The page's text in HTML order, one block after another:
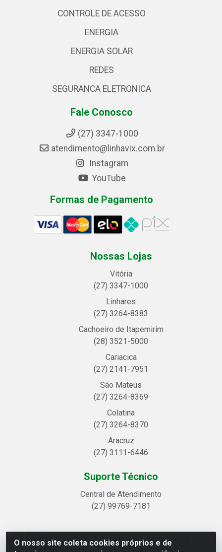
O nosso site coleta cookies próprios e de
CONTROLE DE ACESSO
ENERGIA
ENERGIA SOLAR
REDES
SEGURANCA ELETRONICA
Fale Conosco
(27) 3347-1000
atendimento@linhavix.com.br
Instagram
YouTube
Formas de Pagamento
Nossas Lojas
Vitória
(27) 3347-1000
Linhares
(27) 3264-8383
Cachoeiro de Itapemirim
(28) 3521-5000
Cariacica
(27) 2141-7951
São Mateus
(27) 3264-8369
Colatina
(27) 3264-8370
Aracruz
(27) 3111-6446
Suporte Técnico
Central de Atendimento
(27) 99769-7181
Linhavix Distribuidora LTDA - Avenida Alegre, 2521 -